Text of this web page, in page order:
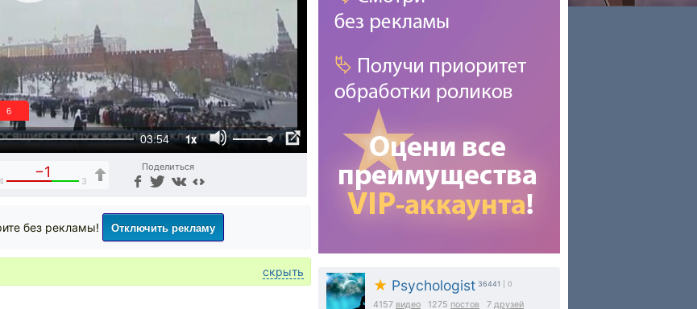
03:54 1x
5
−1
4 3
Поделиться
★ Psychologist 36441 | 0
4157 видео 1275 постов 7 друзей
без рекламы! Отключить рекламу
скрыть